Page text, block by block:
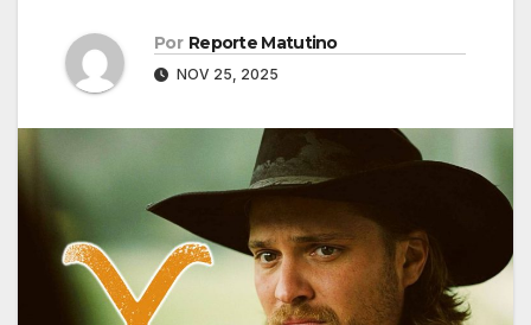
Por Reporte Matutino
NOV 25, 2025